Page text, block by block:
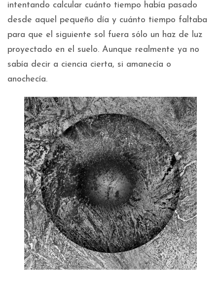
intentando calcular cuánto tiempo había pasado
desde aquel pequeño día y cuánto tiempo faltaba
para que el siguiente sol fuera sólo un haz de luz
proyectado en el suelo. Aunque realmente ya no
sabía decir a ciencia cierta, si amanecía o
anochecía.